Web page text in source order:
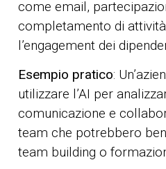
come email,
completamento di
l’engagement dei
Esempio pratico:
utilizzare l’AI per
comunicazione e
team che potrebbero
team building o